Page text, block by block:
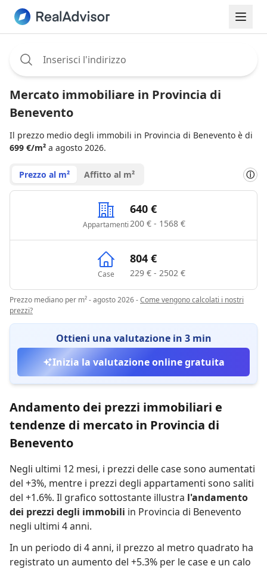
Mercato immobiliare in Provincia di
Benevento
Il prezzo medio degli immobili in Provincia di Benevento è di
699 €/m² a agosto 2026.
Prezzo al m² Affitto al m² ⓘ
Appartamenti
640 €
200 € - 1568 €
Case
804 €
229 € - 2502 €
Prezzo mediano per m² - agosto 2026-Come vengono calcolati i nostri
prezzi?
Ottieni una valutazione in 3 min
Inizia la valutazione online gratuita
Andamento dei prezzi immobiliari e
tendenze di mercato in Provincia di
Benevento
Negli ultimi 12 mesi, i prezzi delle case sono aumentati
del +3%, mentre i prezzi degli appartamenti sono saliti
del +1.6%. Il grafico sottostante illustra l'andamento
dei prezzi degli immobili in Provincia di Benevento
negli ultimi 4 anni.
In un periodo di 4 anni, il prezzo al metro quadrato ha
registrato un aumento del +5.3% per le case e un calo